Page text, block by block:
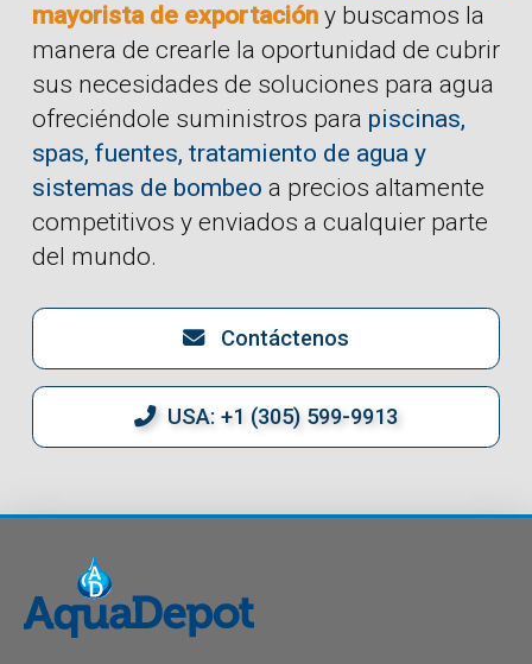
mayorista de exportacióny buscamos la
manera de crearle la oportunidad de cubrir
sus necesidades de soluciones para agua
ofreciéndole suministros para piscinas,
spas, fuentes, tratamiento de agua y
sistemas de bombeo a precios altamente
competitivos y enviados a cualquier parte
del mundo.
Contáctenos
USA: +1 (305) 599-9913